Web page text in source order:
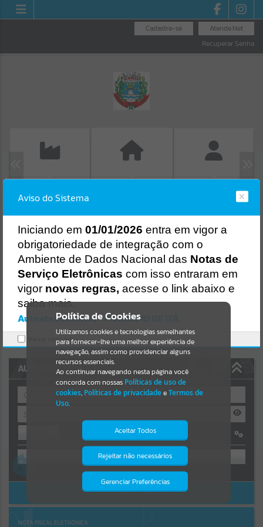
Atende.Net
Cadastre-se
Recuperar Senha
ISS/ALVARÁ
Resultados para""
Portais
Por favor, aguarde...
NOTÍCIAS
Por favor, aguarde...
Por favor, aguarde...
AUTOATENDIMENTO
OU
Cadastre-se|Recuperar Senha
ACESSAR SEM LOGIN
NOTA FISCAL ELETRÔNICA
Política de Cookies
Utilizamos cookies e tecnologias semelhantes
para fornecer-lhe uma melhor experiência de
navegação, assim como providenciar alguns
recursos essenciais.
Ao continuar navegando nesta página você
concorda com nossas Políticas de uso de
cookies, Políticas de privacidadeeTermos de
Uso.
Aceitar Todos
Rejeitar não necessários
Gerenciar Preferências
Isto significa que diversos recursos
providenciados poderão não estar
Aviso do Sistema
Iniciando em 01/01/2026 entra em vigor a
obrigatoriedade de integração com o
Ambiente de Dados Nacional das Notas de
Serviço Eletrônicas com isso entraram em
vigor novas regras, acesse o link abaixo e
saiba mais.
Autoatendimento - MUNICIPIO DE ITÁ
Marcar como lido.
Erro
Gerenciamento do Sistema
CÓDIGO DA MENSAGEM:
Ocorreu um erro de script:
Uncaught SyntaxError: Unexpected token '('
https://ita.atende.net/cidadao/pagina/static/bundle/wpo_index_2_b
ase_l2_portal_editores_sync_e14c26d9c225f7e6839456cea306af19.js
?v=1fa3919d:47
Verificar Mais Detalhes